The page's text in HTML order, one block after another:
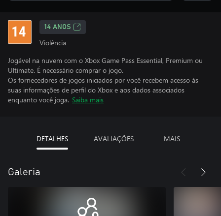
14 ANOS
Violência
Jogável na nuvem com o Xbox Game Pass Essential, Premium ou
Ultimate. É necessário comprar o jogo.
Os fornecedores de jogos iniciados por você recebem acesso às
suas informações de perfil do Xbox e aos dados associados
enquanto você joga. Saiba mais
DETALHES AVALIAÇÕES MAIS
Galeria